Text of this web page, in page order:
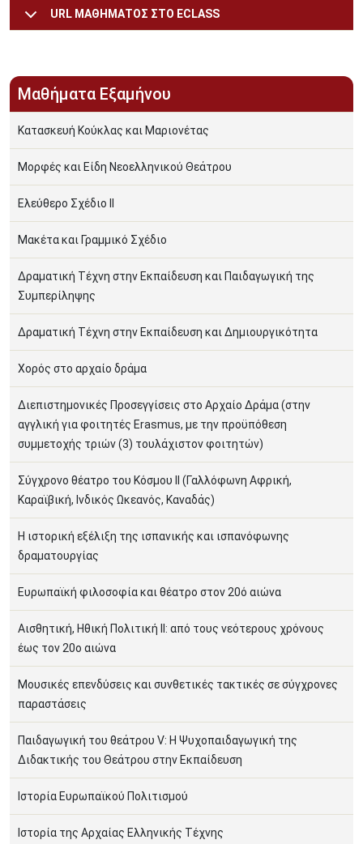
URL ΜΑΘΗΜΑΤΟΣ ΣΤΟ ECLASS
Μαθήματα Εξαμήνου
Κατασκευή Κούκλας και Μαριονέτας
Μορφές και Είδη Νεοελληνικού Θεάτρου
Ελεύθερο Σχέδιο ΙΙ
Μακέτα και Γραμμικό Σχέδιο
Δραματική Τέχνη στην Εκπαίδευση και Παιδαγωγική της
Συμπερίληψης
Δραματική Τέχνη στην Εκπαίδευση και Δημιουργικότητα
Χορός στο αρχαίο δράμα
Διεπιστημονικές Προσεγγίσεις στο Αρχαίο Δράμα (στην
αγγλική για φοιτητές Erasmus, με την προϋπόθεση
συμμετοχής τριών (3) τουλάχιστον φοιτητών)
Σύγχρονο θέατρο του Κόσμου ΙΙ (Γαλλόφωνη Αφρική,
Καραϊβική, Ινδικός Ωκεανός, Καναδάς)
Η ιστορική εξέλιξη της ισπανικής και ισπανόφωνης
δραματουργίας
Ευρωπαϊκή φιλοσοφία και θέατρο στον 20ό αιώνα
Αισθητική, Ηθική Πολιτική ΙΙ: από τους νεότερους χρόνους
έως τον 20ο αιώνα
Μουσικές επενδύσεις και συνθετικές τακτικές σε σύγχρονες
παραστάσεις
Παιδαγωγική του θεάτρου V: Η Ψυχοπαιδαγωγική της
Διδακτικής του Θεάτρου στην Εκπαίδευση
Ιστορία Ευρωπαϊκού Πολιτισμού
Ιστορία της Αρχαίας Ελληνικής Τέχνης